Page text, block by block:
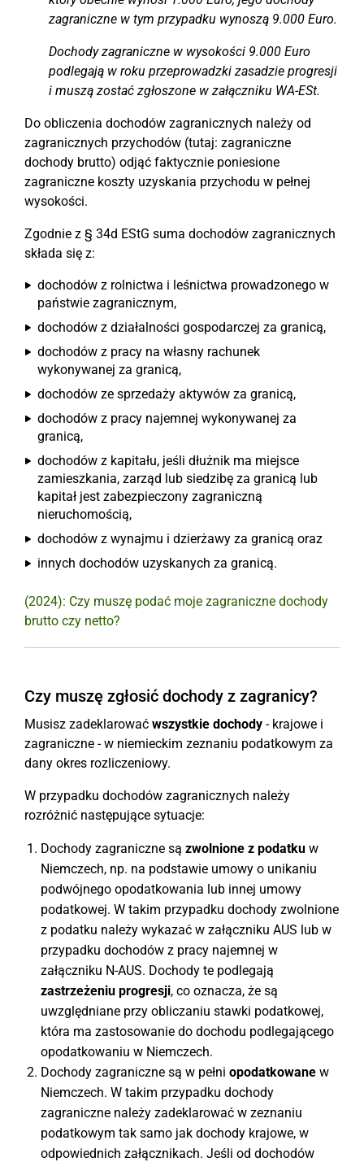
zagraniczne w tym przypadku wynoszą 9.000 Euro.
Dochody zagraniczne w wysokości 9.000 Euro
podlegają w roku przeprowadzki zasadzie progresji
i muszą zostać zgłoszone w załączniku WA-ESt.
Do obliczenia dochodów zagranicznych należy od
zagranicznych przychodów (tutaj: zagraniczne
dochody brutto) odjąć faktycznie poniesione
zagraniczne koszty uzyskania przychodu w pełnej
wysokości.
Zgodnie z § 34d EStG suma dochodów zagranicznych
składa się z:
dochodów z rolnictwa i leśnictwa prowadzonego w
państwie zagranicznym,
dochodów z działalności gospodarczej za granicą,
dochodów z pracy na własny rachunek
wykonywanej za granicą,
dochodów ze sprzedaży aktywów za granicą,
dochodów z pracy najemnej wykonywanej za
granicą,
dochodów z kapitału, jeśli dłużnik ma miejsce
zamieszkania, zarząd lub siedzibę za granicą lub
kapitał jest zabezpieczony zagraniczną
nieruchomością,
dochodów z wynajmu i dzierżawy za granicą oraz
innych dochodów uzyskanych za granicą.
(2024): Czy muszę podać moje zagraniczne dochody
brutto czy netto?
Czy muszę zgłosić dochody z zagranicy?
Musisz zadeklarować wszystkie dochody - krajowe i
zagraniczne - w niemieckim zeznaniu podatkowym za
dany okres rozliczeniowy.
W przypadku dochodów zagranicznych należy
rozróżnić następujące sytuacje:
Dochody zagraniczne są zwolnione z podatku w
Niemczech, np. na podstawie umowy o unikaniu
podwójnego opodatkowania lub innej umowy
podatkowej. W takim przypadku dochody zwolnione
z podatku należy wykazać w załączniku AUS lub w
przypadku dochodów z pracy najemnej w
załączniku N-AUS. Dochody te podlegają
zastrzeżeniu progresji, co oznacza, że są
uwzględniane przy obliczaniu stawki podatkowej,
która ma zastosowanie do dochodu podlegającego
opodatkowaniu w Niemczech.
Dochody zagraniczne są w pełni opodatkowane w
Niemczech. W takim przypadku dochody
zagraniczne należy zadeklarować w zeznaniu
podatkowym tak samo jak dochody krajowe, w
odpowiednich załącznikach. Jeśli od dochodów